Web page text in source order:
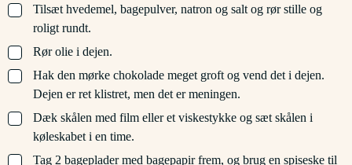
▢
Tilsæt hvedemel, bagepulver, natron og salt og rør stille og
roligt rundt.
▢
Rør olie i dejen.
▢
Hak den mørke chokolade meget groft og vend det i dejen.
Dejen er ret klistret, men det er meningen.
▢
Dæk skålen med film eller et viskestykke og sæt skålen i
køleskabet i en time.
▢
Tag 2 bageplader med bagepapir frem, og brug en spiseske til